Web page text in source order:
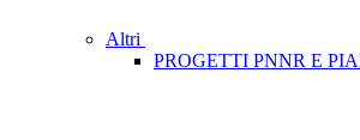
Altri
PROGETTI PNNR E